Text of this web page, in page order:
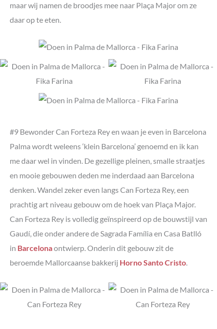
maar wij namen de broodjes mee naar Plaça Major om ze
daar op te eten.
#9 Bewonder Can Forteza Rey en waan je even in Barcelona
Palma wordt weleens ‘klein Barcelona’ genoemd en ik kan
me daar wel in vinden. De gezellige pleinen, smalle straatjes
en mooie gebouwen deden me inderdaad aan Barcelona
denken. Wandel zeker even langs Can Forteza Rey, een
prachtig art niveau gebouw om de hoek van Plaça Major.
Can Forteza Rey is volledig geïnspireerd op de bouwstijl van
Gaudí, die onder andere de Sagrada Família en Casa Batlló
in Barcelonaontwierp. Onderin dit gebouw zit de
beroemde Mallorcaanse bakkerij Horno Santo Cristo.